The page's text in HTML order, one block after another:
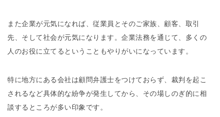
また企業が元気になれば、従業員とそのご家族、顧客、取引
先、そして社会が元気になります。企業法務を通じて、多くの
人のお役に立てるということもやりがいになっています。
特に地方にある会社は顧問弁護士をつけておらず、裁判を起こ
されるなど具体的な紛争が発生してから、その場しのぎ的に相
談するところが多い印象です。